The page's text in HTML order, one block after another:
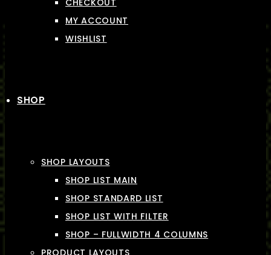
CHECKOUT
MY ACCOUNT
WISHLIST
SHOP
SHOP LAYOUTS
SHOP LIST MAIN
SHOP STANDARD LIST
SHOP LIST WITH FILTER
SHOP – FULLWIDTH 4 COLUMNS
PRODUCT LAYOUTS